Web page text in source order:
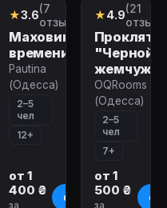
Квест
★3.6(7
отзывов)
Маховик
времени
Pautina
(Одесса)
2–5
чел
12+
от 1
400 ₴
за
О квесте
Квест
★4.9(21
отзыв)
"Черной
OQRooms
(Одесса)
2–5
чел
7+
от 1
500 ₴
за
О